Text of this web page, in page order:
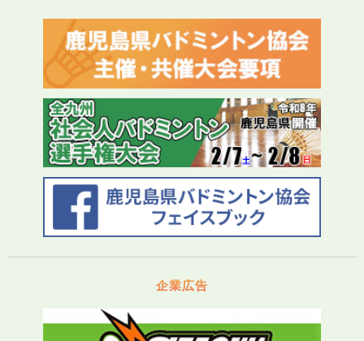
企業広告